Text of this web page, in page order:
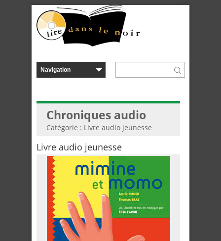
Chroniques audio
Catégorie : Livre audio jeunesse
Livre audio jeunesse